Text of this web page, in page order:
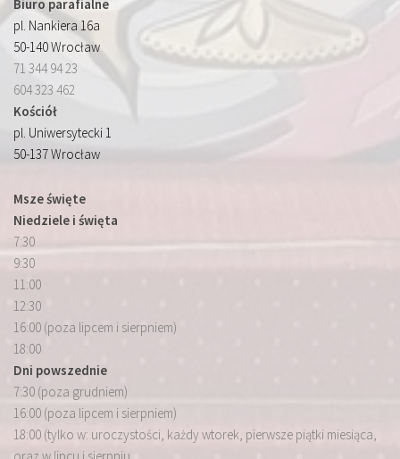
Biuro parafialne
pl. Nankiera 16a
50-140 Wrocław
71 344 94 23
604 323 462
Kościół
pl. Uniwersytecki 1
50-137 Wrocław
Msze święte
Niedziele i święta
7:30
9:30
11:00
12:30
16:00 (poza lipcem i sierpniem)
18:00
Dni powszednie
7:30 (poza grudniem)
16:00 (poza lipcem i sierpniem)
18:00 (tylko w: uroczystości, każdy wtorek, pierwsze piątki miesiąca,